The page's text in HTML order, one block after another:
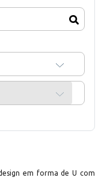
em forma de U com